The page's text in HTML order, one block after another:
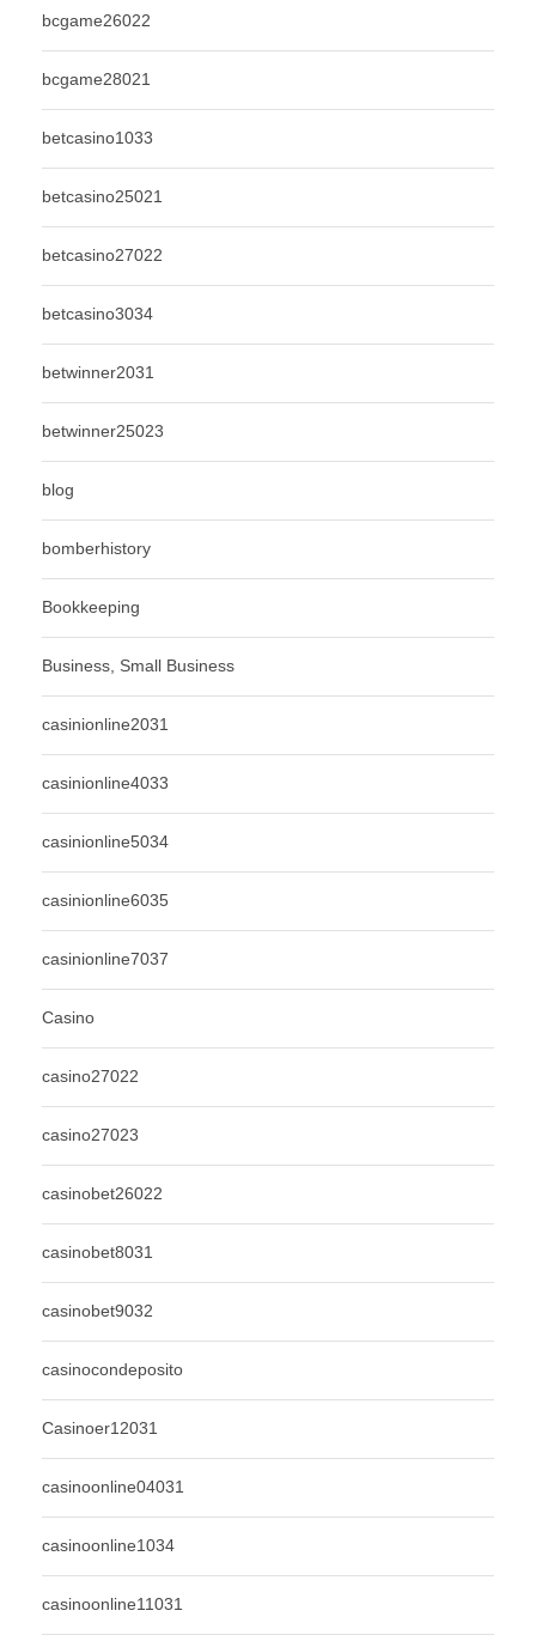
bcgame26022
bcgame28021
betcasino1033
betcasino25021
betcasino27022
betcasino3034
betwinner2031
betwinner25023
blog
bomberhistory
Bookkeeping
Business, Small Business
casinionline2031
casinionline4033
casinionline5034
casinionline6035
casinionline7037
Casino
casino27022
casino27023
casinobet26022
casinobet8031
casinobet9032
casinocondeposito
Casinoer12031
casinoonline04031
casinoonline1034
casinoonline11031